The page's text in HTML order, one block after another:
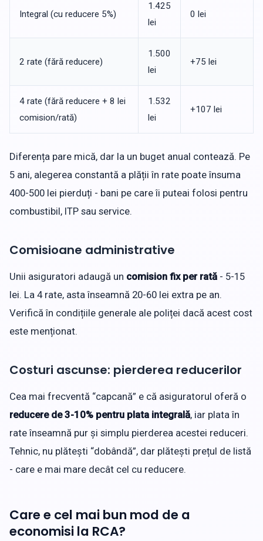
Integral (cu reducere 5%)
1.425
lei
0 lei
2 rate (fără reducere)
1.500
lei
+75 lei
4 rate (fără reducere + 8 lei
comision/rată)
1.532
lei
+107 lei
Diferența pare mică, dar la un buget anual contează. Pe
5 ani, alegerea constantă a plății în rate poate însuma
400-500 lei pierduți - bani pe care îi puteai folosi pentru
combustibil, ITP sau service.
Comisioane administrative
Unii asiguratori adaugă un comision fix per rată - 5-15
lei. La 4 rate, asta înseamnă 20-60 lei extra pe an.
Verifică în condițiile generale ale poliței dacă acest cost
este menționat.
Costuri ascunse: pierderea reducerilor
Cea mai frecventă “capcană” e că asiguratorul oferă o
reducere de 3-10% pentru plata integrală, iar plata în
rate înseamnă pur și simplu pierderea acestei reduceri.
Tehnic, nu plătești “dobândă”, dar plătești prețul de listă
- care e mai mare decât cel cu reducere.
Care e cel mai bun mod de a
economisi la RCA?